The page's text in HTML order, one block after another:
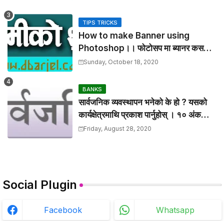
TIPS TRICKS
How to make Banner using
Photoshop।। फोटोसप मा ब्यानर कसरी
डिजाइन गर्ने यहाँ बाट सिकौ । भाग-१
Sunday, October 18, 2020
BANKS
सार्वजनिक व्यवस्थापन भनेको के हो ? यसको
कार्यक्षेत्रमाथि प्रकाश पार्नुहोस् । १० अंकको
प्रश्न है त
Friday, August 28, 2020
Social Plugin
Facebook Whatsapp